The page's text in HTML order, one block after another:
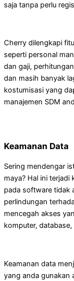
saja tanpa perlu
Cherry dilengkapi
seperti personal
dan gaji,
dan masih banyak
kostumisasi yang
manajemen SDM
Keamanan Data
Sering mendengar
maya? Hal ini terjadi
pada software tidak
perlindungan
mencegah akses
komputer,
Keamanan data
yang anda gunakan